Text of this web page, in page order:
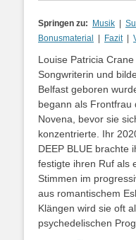
Springen zu: Musik |
Bonusmaterial | Fazit|
Louise Patricia
Songwriterin und
Belfast geboren
begann als Frontfrau
Novena, bevor sie
konzentrierte. Ihr
DEEP BLUE brachte
festigte ihren Ruf als
Stimmen im
aus romantischem
Klängen wird sie oft
psychedelischen